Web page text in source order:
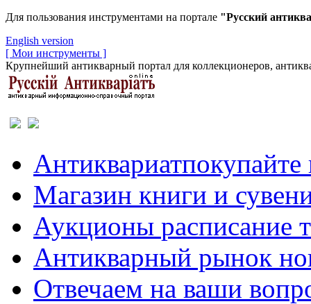
Для пользования инструментами на портале "Русский
English version
[ Мои инструменты ]
Крупнейший антикварный портал для коллекционеров,
Антиквариатпокупайте
Магазин книги и
Аукционы расписание
Антикварный рынок
Отвечаем на ваши